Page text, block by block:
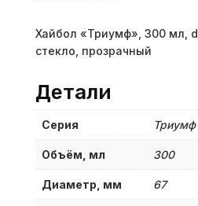
Хайбол «Триумф», 300 мл,
стекло, прозрачный
Детали
Серия Триумф
Объём, мл 300
Диаметр, мм 67